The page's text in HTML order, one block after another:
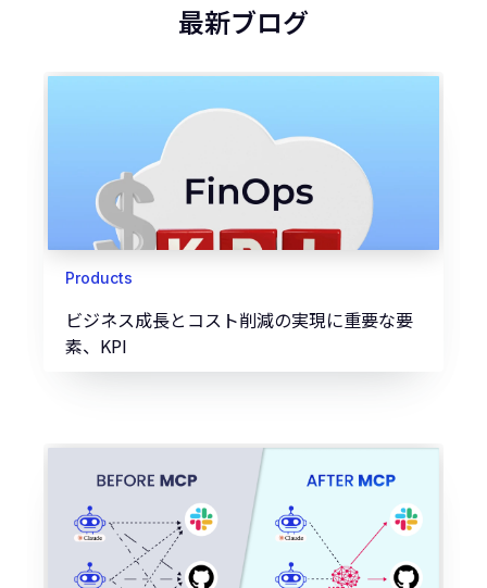
最新ブログ
Products
ビジネス成長とコスト削減の実現に重要な要
素、KPI